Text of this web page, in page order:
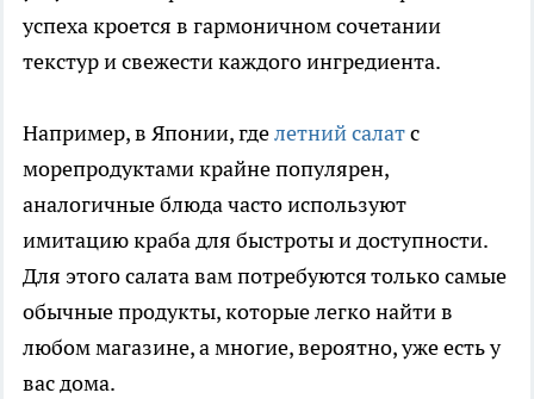
успеха кроется в гармоничном сочетании
текстур и свежести каждого ингредиента.
Например, в Японии, гделетний салатс
морепродуктами крайне популярен,
аналогичные блюда часто используют
имитацию краба для быстроты и доступности.
Для этого салата вам потребуются только самые
обычные продукты, которые легко найти в
любом магазине, а многие, вероятно, уже есть у
вас дома.